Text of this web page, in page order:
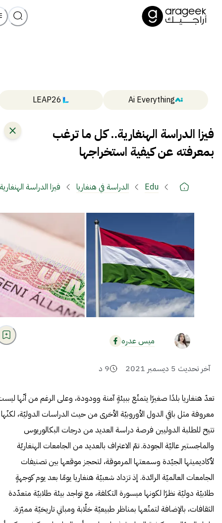
Ai Everything
LEAP26
فيزا الدراسة الهنغارية.. كل ما ترغب
بمعرفته عن كيفية استخراجها
Edu الدراسة في هنغاريا فيزا الدراسة
ميس عدره
آخر تحديث 5 ديسمبر 2021 9 د
تعدّ هنغاريا بلدًا صغيرًا يتمتّع ببيئةٍ آمنة وودودة، وعلى الرغم من أنّها
معروفة مثل باقي الدول الأوروبيّة الأخرى من حيث الدراسات الدوليّة، لكنّها
تتيح للطلبة الدوليين فرصة دراسة العديد من درجات البكالوريوس
والماجستير عاليّة الجودة.تمّ الاعتراف بالعديد من الجامعات الهنغاريّة
لأكاديميتها الجيّدة وسمعتها المرموقة، لتحجز موقعها بين تصنيفات
الجامعات العالميّة الرائدة. إذتزداد شعبيّة هنغاريا يومًا بعد يوم كوجهةٍ
طلابيّة دوليّة نظرًا لكونها ميسورة التكلفة، مع تواجد بيئة طلابيّة متعدّدة
الثقافات، بالإضافة لتمتّعها بمناظر طبيعيّة خلّابة ومباني تاريخيّة مميّزة.